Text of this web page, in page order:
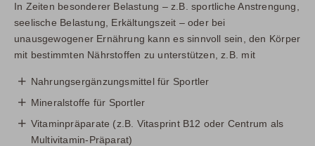
In Zeiten besonderer Belastung – z.B. sportliche Anstrengung,
seelische Belastung, Erkältungszeit – oder bei
unausgewogener Ernährung kann es sinnvoll sein, den Körper
mit bestimmten Nährstoffen zu unterstützen, z.B. mit
Nahrungsergänzungsmittel für Sportler
Mineralstoffe für Sportler
Vitaminpräparate (z.B. Vitasprint B12 oder Centrum als
Multivitamin-Präparat)